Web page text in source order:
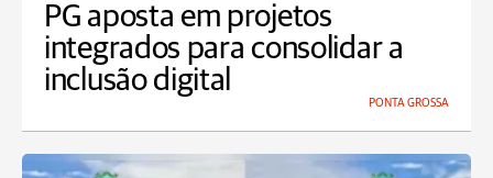
PG aposta em projetos
integrados para consolidar a
inclusão digital
PONTA GROSSA